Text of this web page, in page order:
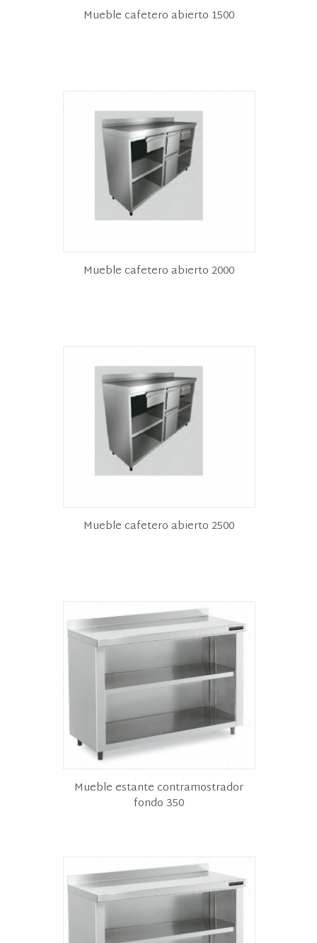
Mueble cafetero abierto 1500
Mueble cafetero abierto 2000
Mueble cafetero abierto 2500
Mueble estante contramostrador
fondo 350